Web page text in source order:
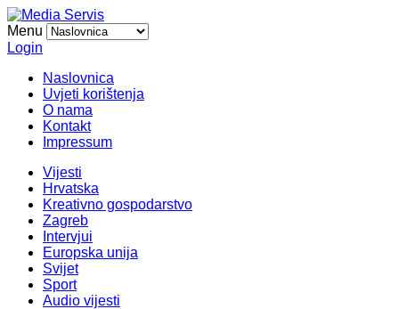
Menu
Login
Naslovnica
Uvjeti korištenja
O nama
Kontakt
Impressum
Vijesti
Hrvatska
Kreativno gospodarstvo
Zagreb
Intervjui
Europska unija
Svijet
Sport
Audio vijesti